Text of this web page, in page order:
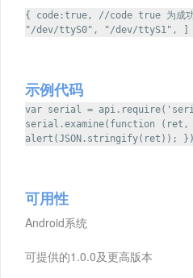
{ code:true, //code true 为成
"/dev/ttyS0", "/dev/ttyS1", ]
示例代码
var serial =
serial.examine(function
alert(JSON.stringify(ret));
可用性
Android系统
可提供的1.0.0及更高版本